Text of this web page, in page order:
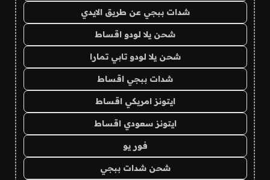
شدات ببجي عن طريق الايدي
شحن يلا لودو اقساط
شحن يلا لودو تابي تمارا
شدات ببجي اقساط
ايتونز امريكي اقساط
ايتونز سعودي اقساط
فور يو
شحن شدات ببجي